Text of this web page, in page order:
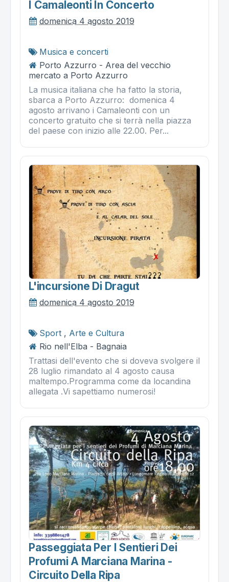
I Camaleonti In Concerto
domenica 4 agosto 2019
Musica e concerti
Porto Azzurro - Area del vecchio
mercato a Porto Azzurro
La musica italiana che ha fatto la storia,
sbarca a Porto Azzurro: domenica 4
agosto arrivano i Camaleonti con un
concerto gratuito che si terrà nella piazza
del paese con inizio alle 22.00. Per...
L'incursione Di Dragut
domenica 4 agosto 2019
Sport , Arte e Cultura
Rio nell'Elba - Bagnaia
Trattasi dell'evento che si doveva svolgere il
28 luglio rimandato al 4 agosto causa
maltempo.Programma come da locandina
allegata .Vi sapettiamo numerosi!
Passeggiata Per I Sentieri Dei
Profumi A Marciana Marina -
Circuito Della Ripa